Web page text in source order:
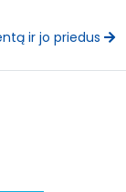
ir jo priedus